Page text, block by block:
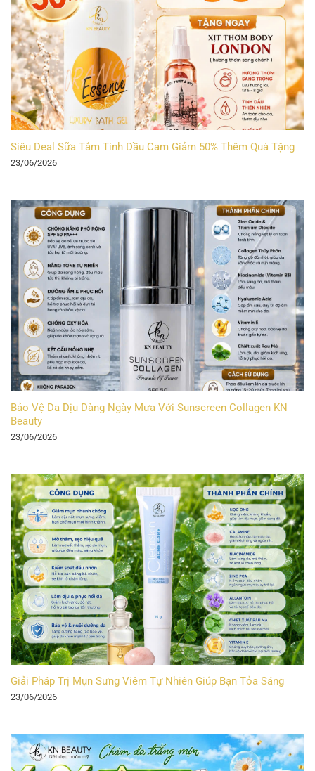
Siêu Deal Sữa Tắm Tinh Dầu Cam Giảm 50% Thêm Quà Tặng
23/06/2026
Bảo Vệ Da Dịu Dàng Ngày Mưa Với Sunscreen Collagen KN
Beauty
23/06/2026
Giải Pháp Trị Mụn Sưng Viêm Tự Nhiên Giúp Bạn Tỏa Sáng
23/06/2026